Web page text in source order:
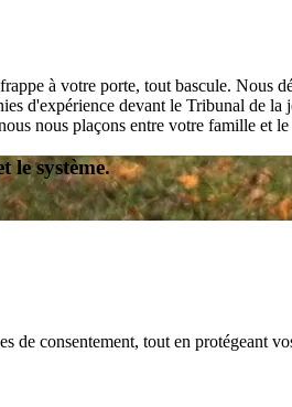
à votre porte, tout bascule. Nous
d'expérience devant le Tribunal de
nous plaçons entre votre famille et le
le système.
de consentement, tout en protégeant